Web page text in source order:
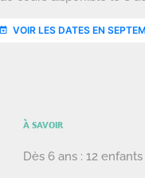
À SAVOIR
Dès 6 ans : 12